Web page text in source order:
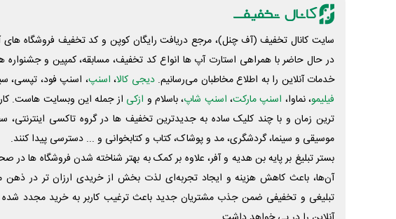
سایت کانال تخفیف (آف چنل)، مرجع دریافت رایگان کوپن و کد تخفیف فروشگاه های
در حال حاضر با همراهی استارت آپ ها انواع کد تخفیف، مسابقه، کمپین و جشنواره
خدمات آنلاین را به اطلاع مخاطبان می‌رسانیم. دیجی کالا، اسنپ، اسنپ فود، تپسی،
فیلیمو، نماوا، اسنپ مارکت، اسنپ شاپ، باسلام و ازکی از جمله این وبسایت ‌هاست.
ترین زمان و با چند کلیک ساده به جدیدترین تخفیف ها در گروه تاکسی اینترنتی،
موسیقی و سینما، گردشگری، مد و پوشاک، کتاب و کتابخوانی و ... دسترسی پیدا کنند.
بستر تبلیغ بر پایه بن هدیه و آفر، علاوه بر کمک به بهتر شناخته شدن فروشگاه ها در
آن‌ها، باعث کاهش هزینه و ایجاد تجربه‌ای لذت بخش از خریدی ارزان تر در
تبلیغی و تخفیفی ضمن جذب مشتریان جدید باعث ترغیب کاربر به خرید مجدد